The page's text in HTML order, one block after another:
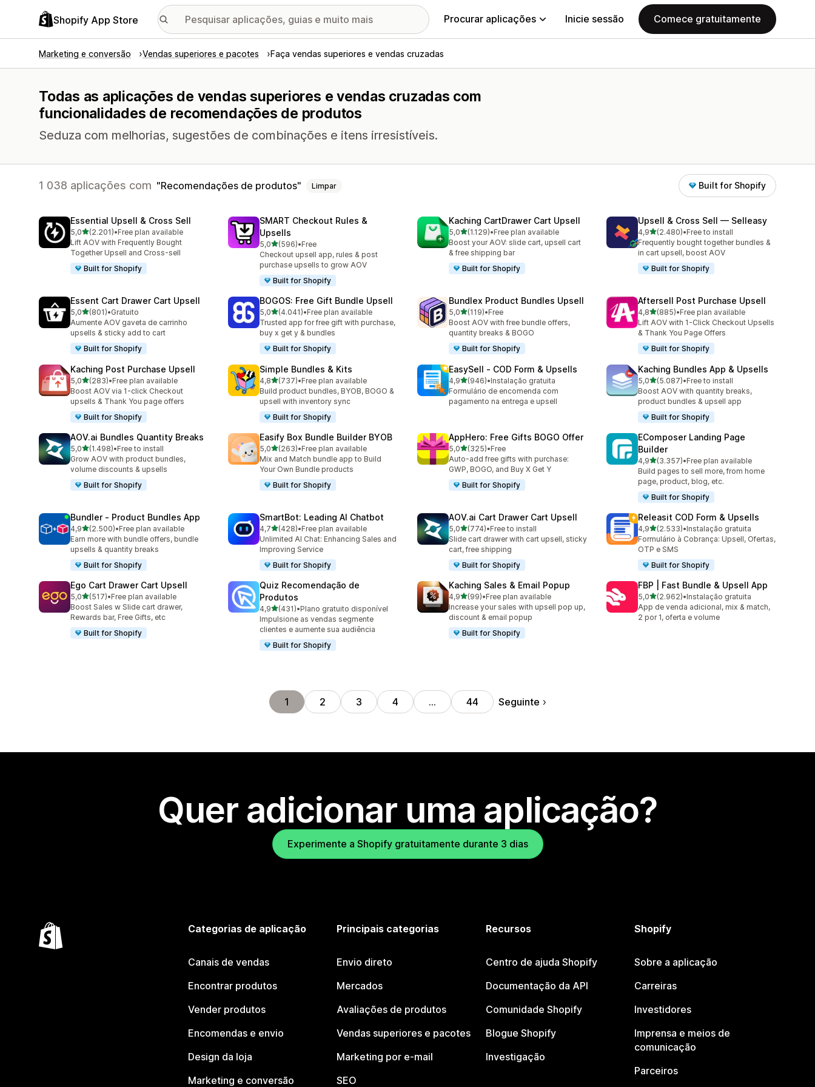
Shopify App Store Procurar aplicações Inicie sessão Comece gratuitamente
Marketing e conversão Vendas superiores e pacotes Faça vendas superiores e vendas cruzadas
Todas as aplicações de vendas superiores e vendas cruzadas com
funcionalidades de recomendações de produtos
Seduza com melhorias, sugestões de combinações e itens irresistíveis.
1 038 aplicações com Recomendações de produtos Limpar Built for Shopify
Essential Upsell & Cross Sell
5,0de 5 estrelas
(2.201)
2201 total de avaliações
•Free plan available
Lift AOV with Frequently Bought
Together Upsell and Cross-sell
Built for Shopify
SMART Checkout Rules &
Upsells
5,0de 5 estrelas
(596)
596 total de avaliações
•Free
Checkout upsell app, rules & post
purchase upsells to grow AOV
Built for Shopify
Kaching CartDrawer Cart Upsell
5,0de 5 estrelas
(1.129)
1129 total de avaliações
•Free plan available
Boost your AOV: slide cart, upsell cart
& free shipping bar
Built for Shopify
Upsell & Cross Sell — Selleasy
4,9de 5 estrelas
(2.480)
2480 total de avaliações
•Free to install
Frequently bought together bundles &
in cart upsell, boost AOV
Built for Shopify
Essent Cart Drawer Cart Upsell
5,0de 5 estrelas
(801)
801 total de avaliações
•Gratuito
Aumente AOV gaveta de carrinho
upsells & sticky add to cart
Built for Shopify
BOGOS: Free Gift Bundle Upsell
5,0de 5 estrelas
(4.041)
4041 total de avaliações
•Free plan available
Trusted app for free gift with purchase,
buy x get y & bundles
Built for Shopify
Bundlex Product Bundles Upsell
5,0de 5 estrelas
(119)
119 total de avaliações
•Free
Boost AOV with free bundle offers,
quantity breaks & BOGO
Built for Shopify
Aftersell Post Purchase Upsell
4,8de 5 estrelas
(885)
885 total de avaliações
•Free plan available
Lift AOV with 1-Click Checkout Upsells
& Thank You Page Offers
Built for Shopify
Kaching Post Purchase Upsell
5,0de 5 estrelas
(283)
283 total de avaliações
•Free plan available
Boost AOV via 1-click Checkout
upsells & Thank You page offers
Built for Shopify
Simple Bundles & Kits
4,8de 5 estrelas
(737)
737 total de avaliações
•Free plan available
Build product bundles, BYOB, BOGO &
upsell with inventory sync
Built for Shopify
EasySell ‑ COD Form & Upsells
4,9de 5 estrelas
(946)
946 total de avaliações
•Instalação gratuita
Formulário de encomenda com
pagamento na entrega e upsell
Kaching Bundles App & Upsells
5,0de 5 estrelas
(5.087)
5087 total de avaliações
•Free to install
Boost AOV with quantity breaks,
product bundles & upsell app
Built for Shopify
AOV.ai Bundles Quantity Breaks
5,0de 5 estrelas
(1.498)
1498 total de avaliações
•Free to install
Grow AOV with product bundles,
volume discounts & upsells
Built for Shopify
Easify Box Bundle Builder BYOB
5,0de 5 estrelas
(263)
263 total de avaliações
•Free plan available
Mix and Match bundle app to Build
Your Own Bundle products
Built for Shopify
AppHero: Free Gifts BOGO Offer
5,0de 5 estrelas
(325)
325 total de avaliações
•Free
Auto-add free gifts with purchase:
GWP, BOGO, and Buy X Get Y
Built for Shopify
EComposer Landing Page
Builder
4,9de 5 estrelas
(3.357)
3357 total de avaliações
•Free plan available
Build pages to sell more, from home
page, product, blog, etc.
Built for Shopify
Bundler ‑ Product Bundles App
4,9de 5 estrelas
(2.500)
2500 total de avaliações
•Free plan available
Earn more with bundle offers, bundle
upsells & quantity breaks
Built for Shopify
SmartBot: Leading AI Chatbot
4,7de 5 estrelas
(428)
428 total de avaliações
•Free plan available
Unlimited AI Chat: Enhancing Sales and
Improving Service
Built for Shopify
AOV.ai Cart Drawer Cart Upsell
5,0de 5 estrelas
(774)
774 total de avaliações
•Free to install
Slide cart drawer with cart upsell, sticky
cart, free shipping
Built for Shopify
Releasit COD Form & Upsells
4,9de 5 estrelas
(2.533)
2533 total de avaliações
•Instalação gratuita
Formulário à Cobrança: Upsell, Ofertas,
OTP e SMS
Built for Shopify
Ego Cart Drawer Cart Upsell
5,0de 5 estrelas
(517)
517 total de avaliações
•Free plan available
Boost Sales w Slide cart drawer,
Rewards bar, Free Gifts, etc
Built for Shopify
Quiz Recomendação de
Produtos
4,9de 5 estrelas
(431)
431 total de avaliações
•Plano gratuito disponível
Impulsione as vendas segmente
clientes e aumente sua audiência
Built for Shopify
Kaching Sales & Email Popup
4,9de 5 estrelas
(99)
99 total de avaliações
•Free plan available
Increase your sales with upsell pop up,
discount & email popup
Built for Shopify
FBP | Fast Bundle & Upsell App
5,0de 5 estrelas
(2.962)
2962 total de avaliações
•Instalação gratuita
App de venda adicional, mix & match,
2 por 1, oferta e volume
1 2 3 4 … 44 Seguinte
Quer adicionar uma aplicação?
Experimente a Shopify gratuitamente durante 3 dias
Categorias de aplicação
Canais de vendas
Encontrar produtos
Vender produtos
Encomendas e envio
Design da loja
Marketing e conversão
Principais categorias
Envio direto
Mercados
Avaliações de produtos
Vendas superiores e pacotes
Marketing por e-mail
SEO
Recursos
Centro de ajuda Shopify
Documentação da API
Comunidade Shopify
Blogue Shopify
Investigação
Shopify
Sobre a aplicação
Carreiras
Investidores
Imprensa e meios de
comunicação
Parceiros